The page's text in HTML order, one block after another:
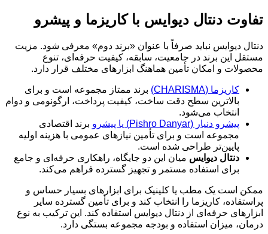
تفاوت دنتال دیوایس با کاریزما و پیشرو
دنتال دیوایس نباید صرفاً با عنوان «برند دوم» معرفی شود. مزیت
مستقل این برند در جامعیت، سابقه، کیفیت حرفه‌ای، تنوع
محصولات و امکان تأمین هماهنگ ابزارهای مختلف قرار دارد.
کاریزما (CHARISMA)
برند ممتاز مجموعه است و برای
بالاترین سطح دقت ساخت، کیفیت پرداخت، ارگونومی و دوام
انتخاب می‌شود.
پیشرو دنیار (Pishro Danyar) یا پیشرو
برند اقتصادی
مجموعه است و برای تأمین نیازهای عمومی با هزینه اولیه
پایین‌تر طراحی شده است.
دنتال دیوایس میان این دو جایگاه، راهکاری حرفه‌ای و جامع
برای استفاده مستمر و تجهیز گسترده فراهم می‌کند.
ممکن است یک مطب یا کلینیک برای ابزارهای بسیار حساس و
پراستفاده، کاریزما را انتخاب کند و برای تأمین گسترده سایر
ابزارهای حرفه‌ای از دنتال دیوایس استفاده کند. این ترکیب به نوع
درمان، میزان استفاده و بودجه مجموعه بستگی دارد.